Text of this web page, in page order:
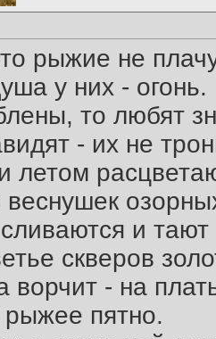
рыжие не
у них - огонь.
то любят
- их не
летом
и тают
скверов
ворчит - на
пятно.